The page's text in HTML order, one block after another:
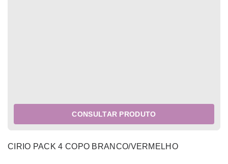
CONSULTAR PRODUTO
CIRIO PACK 4 COPO BRANCO/VERMELHO